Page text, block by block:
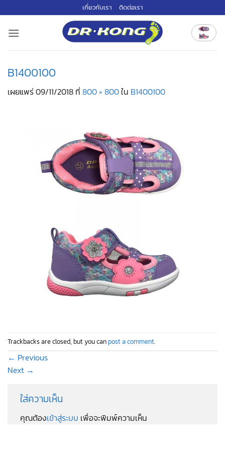
ไป
เกี่ยวกับเรา ติดต่อเรา
B1400100
เผยแพร่09/11/2018 ที่ 800 × 800ใน B1400100
Trackbacks are closed, but you can post a comment.
← Previous
Next →
ใส่ความเห็น
คุณต้องเข้าสู่ระบบ เพื่อจะพิมพ์ความเห็น